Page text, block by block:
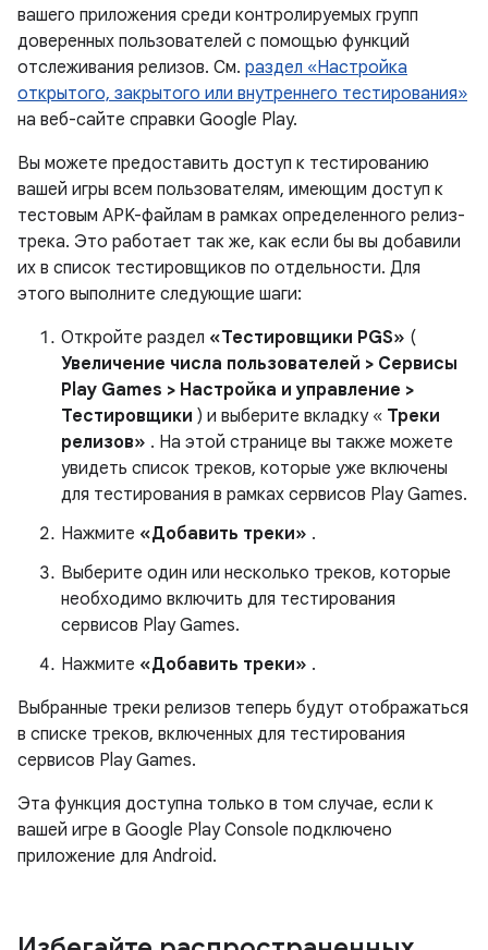
вашего приложения среди контролируемых групп
доверенных пользователей с помощью функций
отслеживания релизов. См. раздел «Настройка
открытого, закрытого или внутреннего тестирования»
на веб-сайте справки Google Play.
Вы можете предоставить доступ к тестированию
вашей игры всем пользователям, имеющим доступ к
тестовым APK-файлам в рамках определенного релиз-
трека. Это работает так же, как если бы вы добавили
их в список тестировщиков по отдельности. Для
этого выполните следующие шаги:
Откройте раздел «Тестировщики PGS» (
Увеличение числа пользователей > Сервисы
Play Games > Настройка и управление >
Тестировщики ) и выберите вкладку « Треки
релизов» . На этой странице вы также можете
увидеть список треков, которые уже включены
для тестирования в рамках сервисов Play Games.
Нажмите «Добавить треки» .
Выберите один или несколько треков, которые
необходимо включить для тестирования
сервисов Play Games.
Нажмите «Добавить треки» .
Выбранные треки релизов теперь будут отображаться
в списке треков, включенных для тестирования
сервисов Play Games.
Эта функция доступна только в том случае, если к
вашей игре в Google Play Console подключено
приложение для Android.